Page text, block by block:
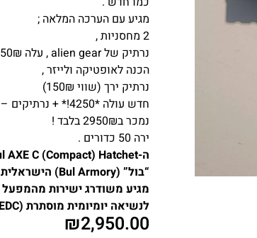
מגיע עם הערכה המלאה ;
2 מחסניות ,
נרתיק של alien gear , עלה 350₪
הכנה לאופטיקה ולייזר ,
נרתיק ירך (שווי 150₪)
חדש עולה *4250!* + נרתיקים – שווי של 4750
נמכר ב2950₪ בלבד !
ירה 50 כדורים .
מגיע משודרג ישירות מהמפעל
לנשיאה יומיומית מוסתרת (EDC) .
₪2,950.00